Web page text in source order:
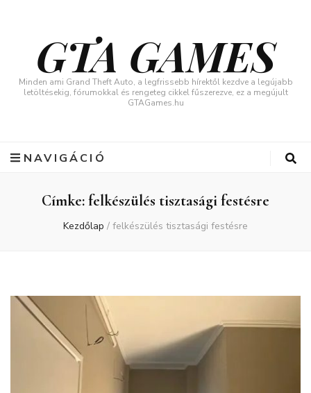
GTA GAMES
Minden ami Grand Theft Auto, a legfrissebb hírektől kezdve a legújabb
letöltésekig, fórumokkal és rengeteg cikkel fűszerezve, ez a megújult
GTAGames.hu
NAVIGÁCIÓ
Címke:felkészülés tisztasági festésre
Kezdőlap / felkészülés tisztasági festésre